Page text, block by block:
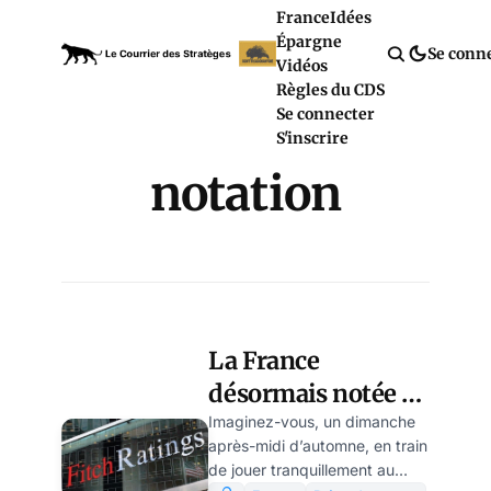
FranceIdées
Épargne
Vidéos
Règles du CDS
Se connecter
S'inscrire
Se
notation
La France
désormais notée «
simple A » : même
pas peur !
Imaginez-vous, un dimanche
après-midi d’automne, en train
de jouer tranquillement au